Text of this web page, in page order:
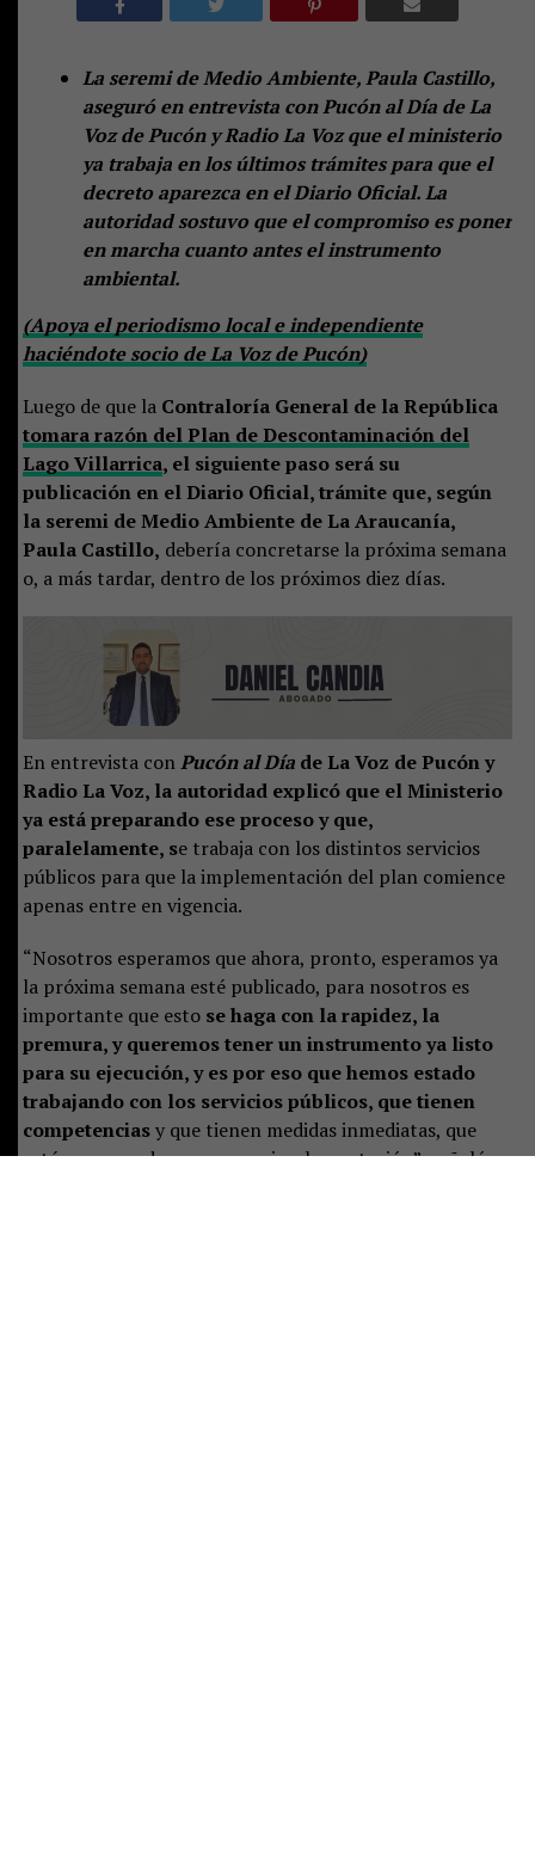
La seremi de Medio Ambiente, Paula Castillo,
aseguró en entrevista con Pucón al Día de La
Voz de Pucón y Radio La Voz que el ministerio
ya trabaja en los últimos trámites para que el
decreto aparezca en el Diario Oficial. La
autoridad sostuvo que el compromiso es poner
en marcha cuanto antes el instrumento
ambiental.
(Apoya el periodismo local e independiente
haciéndote socio de La Voz de Pucón)
Luego de que la Contraloría General de la República
tomara razón del Plan de Descontaminación del
Lago Villarrica, el siguiente paso será su
publicación en el Diario Oficial, trámite que, según
la seremi de Medio Ambiente de La Araucanía,
Paula Castillo, debería concretarse la próxima semana
o, a más tardar, dentro de los próximos diez días.
En entrevista conPucón al Díade La Voz de Pucón y
Radio La Voz, la autoridad explicó que el Ministerio
ya está preparando ese proceso y que,
paralelamente, se trabaja con los distintos servicios
públicos para que la implementación del plan comience
apenas entre en vigencia.
“Nosotros esperamos que ahora, pronto, esperamos ya
la próxima semana esté publicado, para nosotros es
importante que esto se haga con la rapidez, la
premura, y queremos tener un instrumento ya listo
para su ejecución, y es por eso que hemos estado
trabajando con los servicios públicos, que tienen
competenciasy que tienen medidas inmediatas, que
estén preparados para ya su implementación”, señaló.